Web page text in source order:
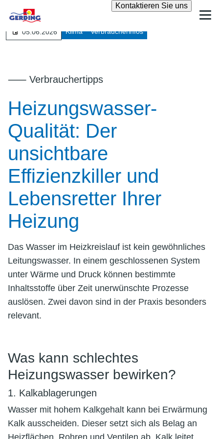
Kontaktieren Sie unsSuche
05.06.2026 Klima Verbraucherinfos
⸺ Verbrauchertipps
Heizungswasser-
Qualität: Der
unsichtbare
Effizienzkiller und
Lebensretter Ihrer
Heizung
Das Wasser im Heizkreislauf ist kein gewöhnliches
Leitungswasser. In einem geschlossenen System
unter Wärme und Druck können bestimmte
Inhaltsstoffe über Zeit unerwünschte Prozesse
auslösen. Zwei davon sind in der Praxis besonders
relevant.
Was kann schlechtes
Heizungswasser bewirken?
1. Kalkablagerungen
Wasser mit hohem Kalkgehalt kann bei Erwärmung
Kalk ausscheiden. Dieser setzt sich als Belag an
Heizflächen, Rohren und Ventilen ab. Kalk leitet